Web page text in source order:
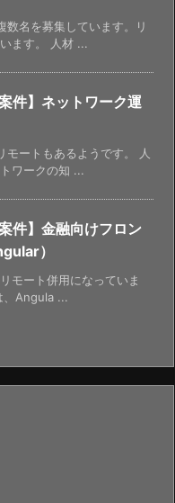
数名を募集しています。リ
ます。 人材 ...
件】ネットワーク運
モートもあるようです。 人
ワークの知 ...
件】金融向けフロン
）
モート併用になっていま
、Angula ...